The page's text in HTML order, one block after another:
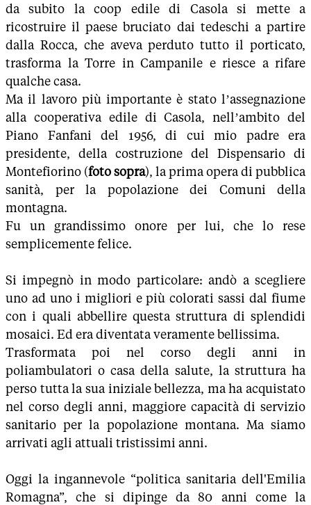
da subito la coop edile di Casola si mette a
ricostruire il paese bruciato dai tedeschi a partire
dalla Rocca, che aveva perduto tutto il porticato,
trasforma la Torre in Campanile e riesce a rifare
qualche casa.
Ma il lavoro più importante è stato l’assegnazione
alla cooperativa edile di Casola, nell’ambito del
Piano Fanfani del 1956, di cui mio padre era
presidente, della costruzione del Dispensario di
Montefiorino (foto sopra), la prima opera di pubblica
sanità, per la popolazione dei Comuni della
montagna.
Fu un grandissimo onore per lui, che lo rese
semplicemente felice.
Si impegnò in modo particolare: andò a scegliere
uno ad uno i migliori e più colorati sassi dal fiume
con i quali abbellire questa struttura di splendidi
mosaici. Ed era diventata veramente bellissima.
Trasformata poi nel corso degli anni in
poliambulatori o casa della salute, la struttura ha
perso tutta la sua iniziale bellezza, ma ha acquistato
nel corso degli anni, maggiore capacità di servizio
sanitario per la popolazione montana. Ma siamo
arrivati agli attuali tristissimi anni.
Oggi la ingannevole “politica sanitaria dell'Emilia
Romagna”, che si dipinge da 80 anni come la